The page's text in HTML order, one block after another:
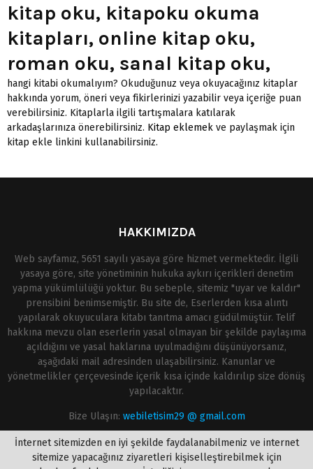
kitap oku, kitapoku okuma
kitapları, online kitap oku,
roman oku, sanal kitap oku,
hangi kitabi okumalıyım? Okuduğunuz veya okuyacağınız kitaplar
hakkında yorum, öneri veya fikirlerinizi yazabilir veya içeriğe puan
verebilirsiniz. Kitaplarla ilgili tartışmalara katılarak
arkadaşlarınıza önerebilirsiniz. Kitap eklemek ve paylaşmak için
kitap ekle linkini kullanabilirsiniz.
HAKKIMIZDA
Web sayfamız, 5651 sayılı yasaya göre hizmet vermektedir. İlgili
yasaya göre, site yönetiminin hukuka aykırı içerikleri denetim
yapma yükümlülüğü yoktur. Bu sebeple, sitemiz "uyar ve kaldır"
prensibini benimsemiştir. Bu site de, Eserlerden kısa alıntı
yapılarak okuyuculara kitabı tanıtma amacı güdülmüştür. Telif
hakkına mevzu olan eserlerin yasal olmayan bir şekilde paylaşıma
açıldığını ve yasal haklarına uyulmadığını düşünüyorsanız,
aşağıdaki mail adresinden ulaşabilirsiniz. Kanunlar ve
yönetmelikler çerçevesinde içerik kısa içinde kaldırılıp size dönüş
yapılacaktır.
Bize Ulaşın: webiletisim29 @ gmail.com
İnternet sitemizden en iyi şekilde faydalanabilmeniz ve internet
sitemize yapacağınız ziyaretleri kişiselleştirebilmek için